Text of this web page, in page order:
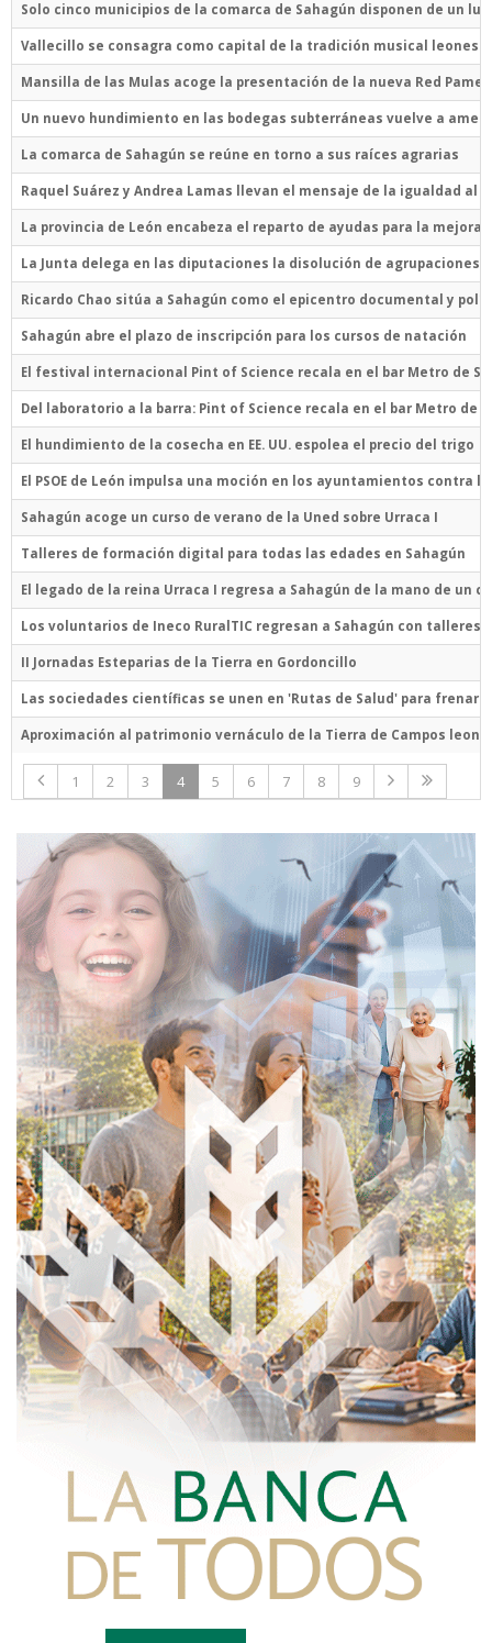
Solo cinco municipios de la comarca de Sahagún disponen de un
Vallecillo se consagra como capital de la tradición musical leonesa
Mansilla de las Mulas acoge la presentación de la nueva Red
Un nuevo hundimiento en las bodegas subterráneas vuelve a
La comarca de Sahagún se reúne en torno a sus raíces agrarias
Raquel Suárez y Andrea Lamas llevan el mensaje de la igualdad al
La provincia de León encabeza el reparto de ayudas para la mejora
La Junta delega en las diputaciones la disolución de
Ricardo Chao sitúa a Sahagún como el epicentro documental y
Sahagún abre el plazo de inscripción para los cursos de natación
El festival internacional Pint of Science recala en el bar Metro de
Del laboratorio a la barra: Pint of Science recala en el bar Metro de
El hundimiento de la cosecha en EE. UU. espolea el precio del trigo
El PSOE de León impulsa una moción en los ayuntamientos contra
Sahagún acoge un curso de verano de la Uned sobre Urraca I
Talleres de formación digital para todas las edades en Sahagún
El legado de la reina Urraca I regresa a Sahagún de la mano de un
Los voluntarios de Ineco RuralTIC regresan a Sahagún con
II Jornadas Esteparias de la Tierra en Gordoncillo
Las sociedades científicas se unen en 'Rutas de Salud' para frenar
Aproximación al patrimonio vernáculo de la Tierra de Campos
1 2 3 4 5 6 7 8 9